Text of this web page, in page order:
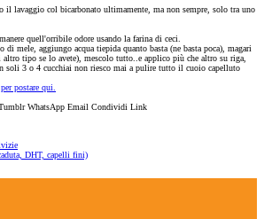
il lavaggio col bicarbonato ultimamente, ma non sempre, solo tra uno
quell'orribile odore usando la farina di ceci.
mele, aggiungo acqua tiepida quanto basta (ne basta poca), magari
tipo se lo avete), mescolo tutto..e applico più che altro su riga,
soli 3 o 4 cucchiai non riesco mai a pulire tutto il cuoio capelluto
postare qui.
WhatsApp Email Condividi Link
DHT, capelli fini)